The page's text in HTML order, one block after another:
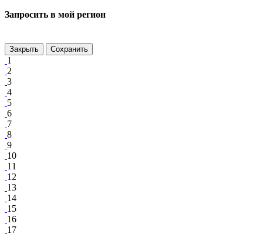
Запросить в мой регион
Закрыть Сохранить
1
2
3
4
5
6
7
8
9
10
11
12
13
14
15
16
17